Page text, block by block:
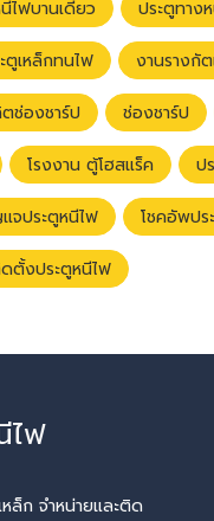
ไฟบานเดี่ยว ประตูทาง
ตูเหล็กทนไฟ งานรางกั
ช่องชาร์ป ช่องชาร์ป
โรงงาน ตู้โฮสแร็ค ป
จประตูหนีไฟ โชคอัพปร
ตั้งประตูหนีไฟ
ไฟ
ล็ก จำหน่ายและติด